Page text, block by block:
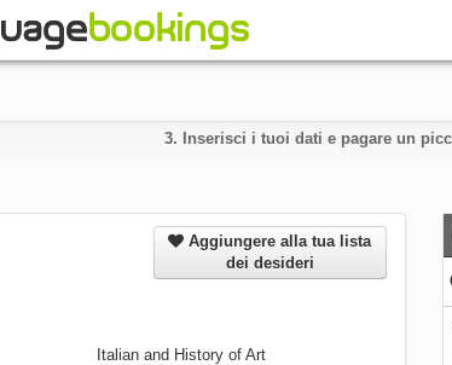
3. Inserisci i tuoi dati e pagare un
Aggiungere alla tua lista
dei desideri
Italian and History of Art